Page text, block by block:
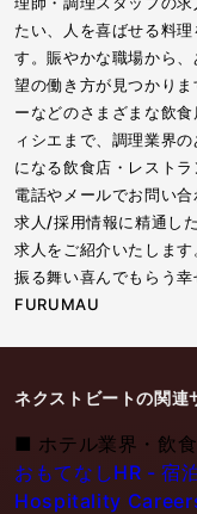
たい、人を喜ばせる料
す。賑やかな職場から
望の働き方が見つかり
ーなどのさまざまな飲
ィシエまで、調理業界
になる飲食店・レスト
電話やメールでお問い
求人/採用情報に精通し
求人をご紹介いたしま
振る舞い喜んでもらう
FURUMAU
ネクストビートの関連
■ ホテル業界・飲
おもてなしHR - 宿
Hospitality